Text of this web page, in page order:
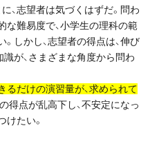
、志望者は気づくはずだ。問わ
な難易度で、小学生の理科の範
しかし、志望者の得点は、伸び
識が、さまざまな角度から問わ
るだけの演習量が、求められて
得点が乱高下し、不安定になっ
けたい。